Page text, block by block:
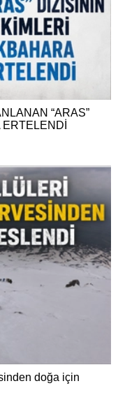
“ARAS”
doğa için